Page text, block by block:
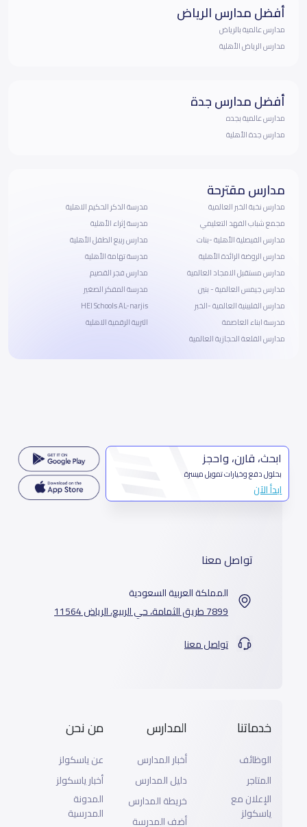
أفضل مدارس الرياض
مدارس عالمية بالرياض
مدارس الرياض الأهلية
أفضل مدارس جدة
مدارس عالمية بجده
مدارس جدة الأهلية
مدارس مقترحة
مدارس نخبة الخبر العالمية
مجمع شباب الفهد التعليمي
مدارس الفيصلية الأهلية -بنات
مدارس الروضة الرائدة الأهلية
مدارس مستقبل الامجاد العالمية
مدارس جيمس العالمية - بنين
مدارس الفلبينية العالمية -الخبر
مدرسة ابناء العاصمة
مدارس القلعة الحجازية العالمية
مدرسة الذكر الحكيم الاهلية
مدرسة إثراء الأهلية
مدارس ربيع الطفل الأهلية
مدرسة تهامة الأهلية
مدارس فجر القصيم
مدرسة المفكر الصغير
HEI Schools AL-narjis
التربية الرقمية الاهلية
ابحث، قارن، واحجز
بحلول دفع وخيارات تمويل ميسرة
ابدأ الآن
تواصل معنا
المملكة العربية السعودية
7899 طريق الثمامة، حي الربيع، الرياض 11564
تواصل معنا
خدماتنا
الوظائف
المتاجر
الإعلان مع
ياسكولز
المدارس
أخبار المدارس
دليل المدارس
خريطة المدارس
أضف المدرسة
من نحن
عن ياسكولز
أخبار ياسكولز
المدونة
المدرسية